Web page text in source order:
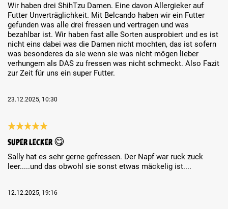
Wir haben drei ShihTzu Damen. Eine davon Allergieker auf
Futter Unverträglichkeit. Mit Belcando haben wir ein Futter
gefunden was alle drei fressen und vertragen und was
bezahlbar ist. Wir haben fast alle Sorten ausprobiert und es ist
nicht eins dabei was die Damen nicht mochten, das ist sofern
was besonderes da sie wenn sie was nicht mögen lieber
verhungern als DAS zu fressen was nicht schmeckt. Also Fazit
zur Zeit für uns ein super Futter.
23.12.2025, 10:30
Review with rating of 5 out of 5 stars
Super lecker 😋
Sally hat es sehr gerne gefressen. Der Napf war ruck zuck
leer.....und das obwohl sie sonst etwas mäckelig ist....
12.12.2025, 19:16